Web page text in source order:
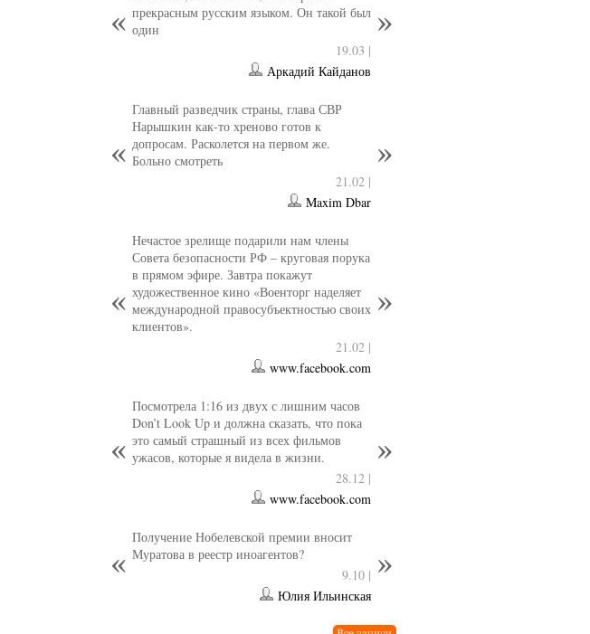
прекрасным русским языком. Он такой был
один
19.03 |
Аркадий Кайданов
Главный разведчик страны, глава СВР
Нарышкин как-то хреново готов к
допросам. Расколется на первом же.
Больно смотреть
21.02 |
Maxim Dbar
Нечастое зрелище подарили нам члены
Совета безопасности РФ – круговая порука
в прямом эфире. Завтра покажут
художественное кино «Военторг наделяет
международной правосубъектностью своих
клиентов».
21.02 |
www.facebook.com
Посмотрела 1:16 из двух с лишним часов
Don’t Look Up и должна сказать, что пока
это самый страшный из всех фильмов
ужасов, которые я видела в жизни.
28.12 |
www.facebook.com
Получение Нобелевской премии вносит
Муратова в реестр иноагентов?
9.10 |
Юлия Ильинская